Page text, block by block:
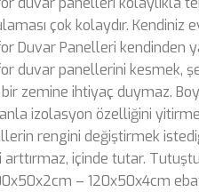
çok kolaydır. Kendiniz
Duvar Panelleri kendinden
duvar panellerini kesmek,
zemine ihtiyaç duymaz.
izolasyon özelliğini
rengini değiştirmek
arttırmaz, içinde tutar.
– 120x50x4cm